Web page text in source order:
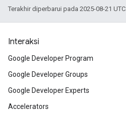
Terakhir diperbarui pada 2025-08-21 UTC.
Interaksi
Google Developer Program
Google Developer Groups
Google Developer Experts
Accelerators